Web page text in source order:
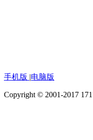
爱新
手机版 |电脑版
Copyright © 2001-2017